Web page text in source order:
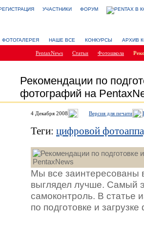
УЧАСТНИКИ ФОРУМ
ФОТОГАЛЕРЕЯ НАШЕ ВСЕ КОНКУРСЫ АРХИВ
PentaxNews Статьи Фотошкола
Рекомендации по
фотографий на
4 Декабря 2008 Версия для печати
Теги: цифровой
Мы все заинтересованы
выглядел лучше. Самый
самоконтроль. В статье
по подготовке и